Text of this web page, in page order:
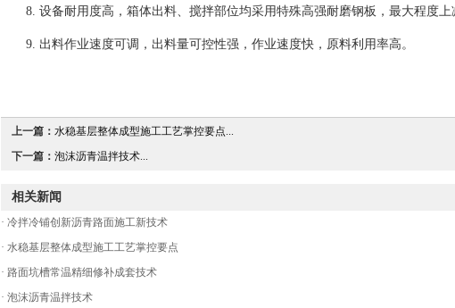
8. 设备耐用度高，箱体出料、搅拌部位均采用特殊高强耐磨钢板，最大程度上
9. 出料作业速度可调，出料量可控性强，作业速度快，原料利用率高。
上一篇： 水稳基层整体成型施工工艺掌控要点...
下一篇： 泡沫沥青温拌技术...
相关新闻
· 冷拌冷铺创新沥青路面施工新技术
· 水稳基层整体成型施工工艺掌控要点
· 路面坑槽常温精细修补成套技术
· 泡沫沥青温拌技术